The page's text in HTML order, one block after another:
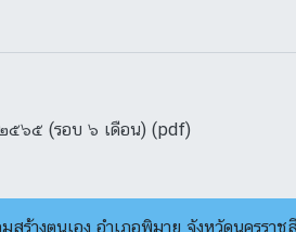
๕๖๕ (รอบ ๖ เดือน) (pdf)
ร้างตนเอง อำเภอพิมาย จังหวัดนครรา